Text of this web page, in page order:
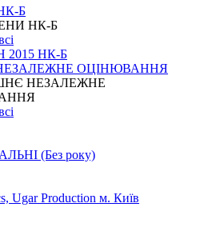
Б
НК-Б
НК-Б
ОЦІНЮВАННЯ
НЕЗАЛЕЖНЕ
(Без року)
Ugar Production м. Київ